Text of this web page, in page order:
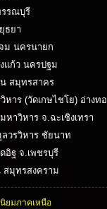
รณบุรี
ธยา
ม นครนายก
แก้ว นครปฐม
สมุทรสาคร
หาร (วัดเกษไชโย) อ่างท
หาวิหาร จ.ฉะเชิงเทรา
วรวิหาร ชัยนาท
อิฐ จ.เพชรบุรี
มุทรสงคราม
ยมภาคเหนือ